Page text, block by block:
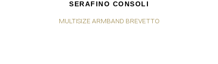
SERAFINO CONSOLI
MULTISIZE ARMBAND BREVETTO